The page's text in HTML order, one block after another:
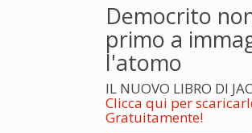
Democrito
primo a
l'atomo
IL NUOVO LIBRO DI
Clicca qui per
Gratuitamente!